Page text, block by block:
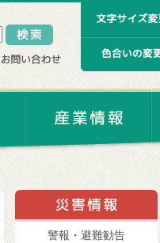
警報・避難勧告